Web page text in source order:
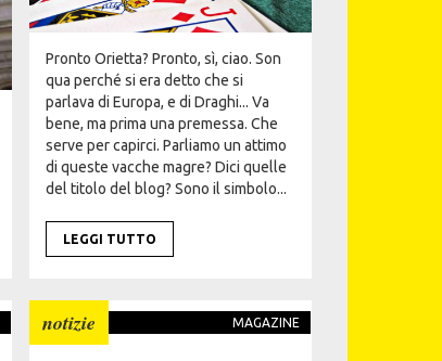
Pronto Orietta? Pronto, sì, ciao. Son
qua perché si era detto che si
parlava di Europa, e di Draghi... Va
bene, ma prima una premessa. Che
serve per capirci. Parliamo un attimo
di queste vacche magre? Dici quelle
del titolo del blog? Sono il simbolo...
LEGGI TUTTO
notizie MAGAZINE